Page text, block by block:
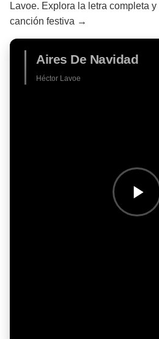
Lavoe. Explora la letra completa
canción festiva →
Aires De Navidad
Héctor Lavoe